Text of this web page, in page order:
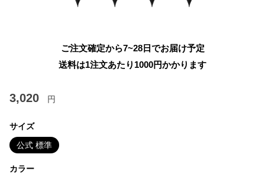
ご注文確定から7~28日でお届け予定
送料は1注文あたり 1000円かかります
3,020 円
サイズ
公式 標準
カラー